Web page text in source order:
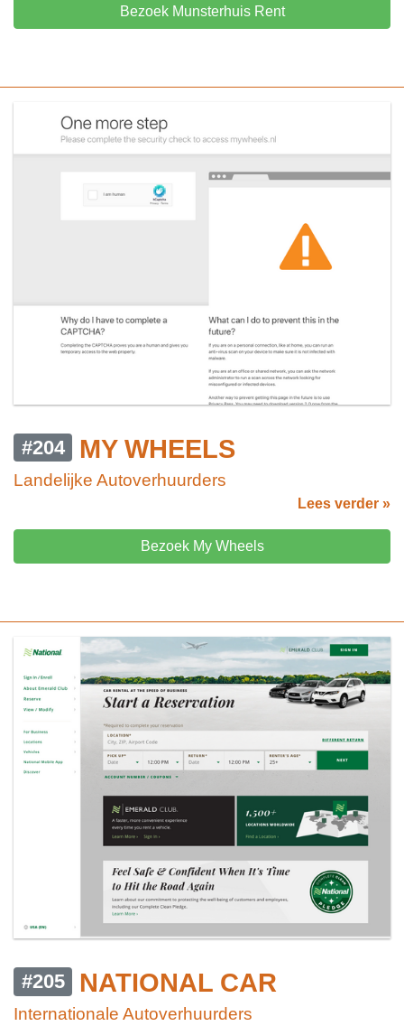
Bezoek Munsterhuis Rent
#204 MY WHEELS
Landelijke Autoverhuurders
Lees verder »
Bezoek My Wheels
#205 NATIONAL CAR
Internationale Autoverhuurders